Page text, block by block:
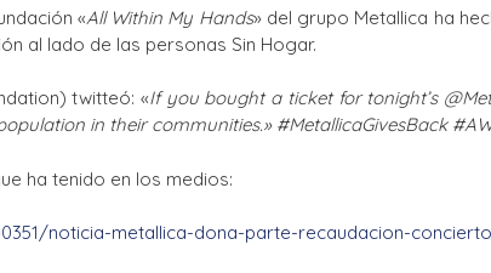
Ciclos Formativos
«All Within My Hands» del grupo Metallica ha
al lado de las personas Sin Hogar.
twitteó: «If you bought a ticket for tonight’s
in their communities.» #MetallicaGivesBack
ha tenido en los medios:
noticia-metallica-dona-parte-recaudacion-